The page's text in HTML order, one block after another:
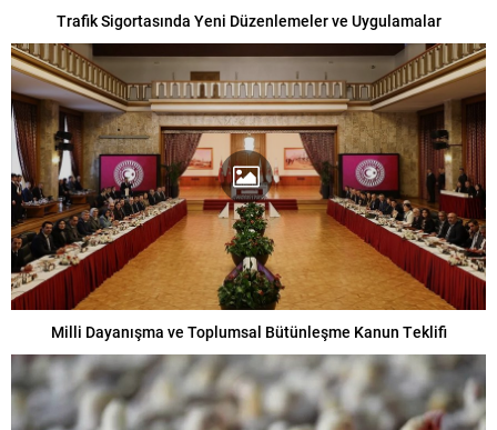
Trafik Sigortasında Yeni Düzenlemeler ve Uygulamalar
Milli Dayanışma ve Toplumsal Bütünleşme Kanun Teklifi